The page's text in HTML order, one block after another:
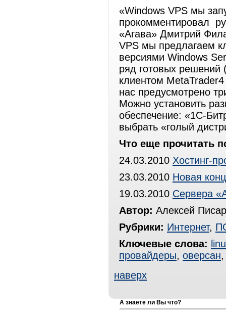
«Windows VPS мы
прокомментировал
«Агава» Дмитрий
VPS мы предлагаем
версиями Windows
ряд готовых решений
клиентом
нас предусмотрено
Можно установить
обеспечение: «1С-
выбрать «голый
Что еще прочитать
24.03.2010 Хостинг-
23.03.2010 Новая
19.03.2010 Сервера
Автор: Алексей
Рубрики: Интернет,
Ключевые слова:
провайдеры, оверсан
наверх
А знаете ли Вы что?